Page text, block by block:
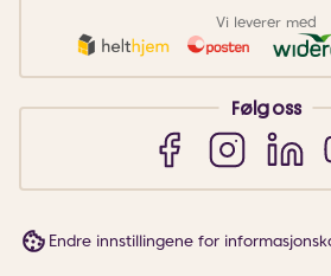
Vi leverer med
Følg oss
Endre innstillingene for